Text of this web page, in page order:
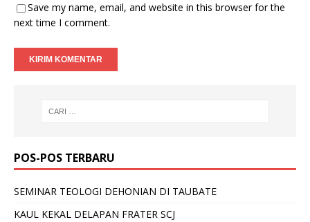
Save my name, email, and website in this browser for the
next time I comment.
POS-POS TERBARU
SEMINAR TEOLOGI DEHONIAN DI TAUBATE
KAUL KEKAL DELAPAN FRATER SCJ